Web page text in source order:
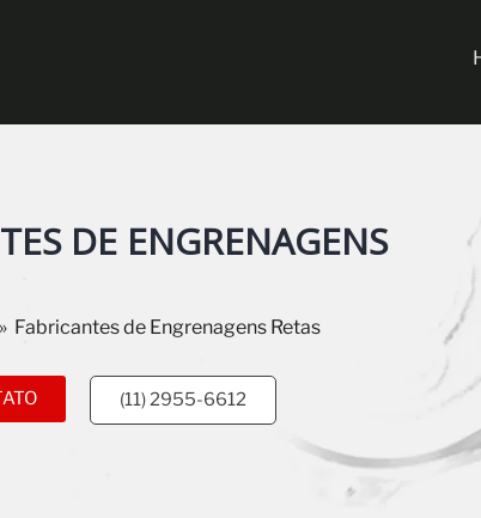
DE ENGRENAGENS
» Fabricantes de Engrenagens Retas
(11) 2955-6612